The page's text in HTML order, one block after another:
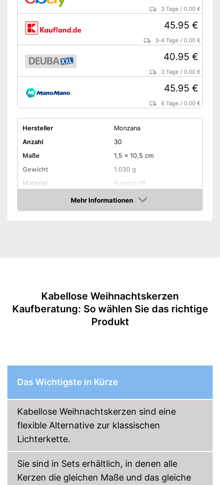
3 Tage /0.00 €
45.95 €
3-4 Tage /0.00 €
40.95 €
3 Tage /0.00 €
45.95 €
6 Tage /0.00 €
Hersteller
Monzana
Anzahl
30
Maße
1,5 x 10,5 cm
Gewicht
1.030 g
Material
Kunststoff
Grün, Rot, Weiß
Dauerlicht, Flackerndes
Befestigungsclip
Fernbedienung
Ein-/Ausschalter
Vorteile
Batterien nötig
Kann per Schalter leicht ein-
Lässt sich per Fernbedienung
einstellen
Mehr Informationen
Amazon
Kabellose Weihnachtskerzen
Kaufberatung: So wählen Sie das richtige
Produkt
Das Wichtigste in Kürze
Kabellose Weihnachtskerzen sind eine
flexible Alternative zur klassischen
Lichterkette.
Sie sind in Sets erhältlich, in denen alle
Kerzen die gleichen Maße und das gleiche